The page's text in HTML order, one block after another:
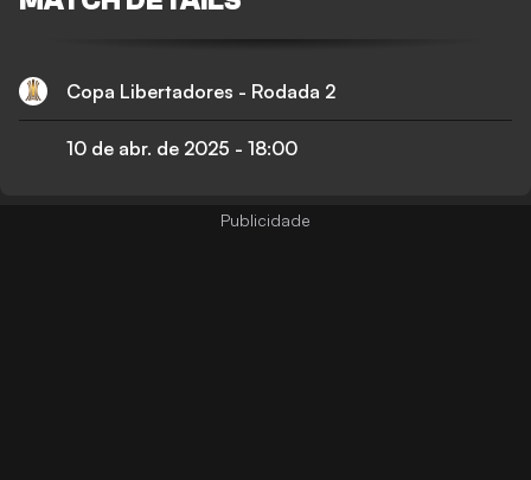
Copa Libertadores - Rodada 2
10 de abr. de 2025 - 18:00